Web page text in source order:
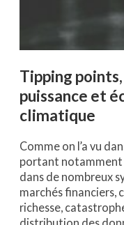
Tipping
puissance et
climatique
Comme on l’a vu
portant notamment
dans de nombreux
marchés financiers,
richesse,